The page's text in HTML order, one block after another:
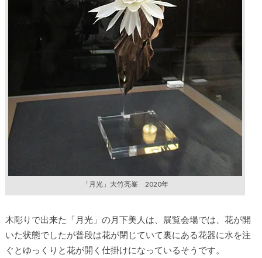
「月光」大竹亮峯 2020年
木彫りで出来た「月光」の月下美人は、展覧会場では、花が開
いた状態でしたが普段は花が閉じていて裏にある花器に水を注
ぐとゆっくりと花が開く仕掛けになっているそうです。